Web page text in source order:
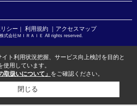
シー ｜ 利用規約 ｜アクセスマップ
式会社ＭＩＲＡＩＥ All rights reserved.
ト利用状況把握、サービス向上検討を目的と
用しています。
取扱いについて」 をご確認ください。
閉じる